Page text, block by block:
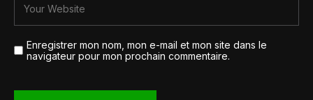
Enregistrer mon nom, mon e-mail et mon site dans le
navigateur pour mon prochain commentaire.